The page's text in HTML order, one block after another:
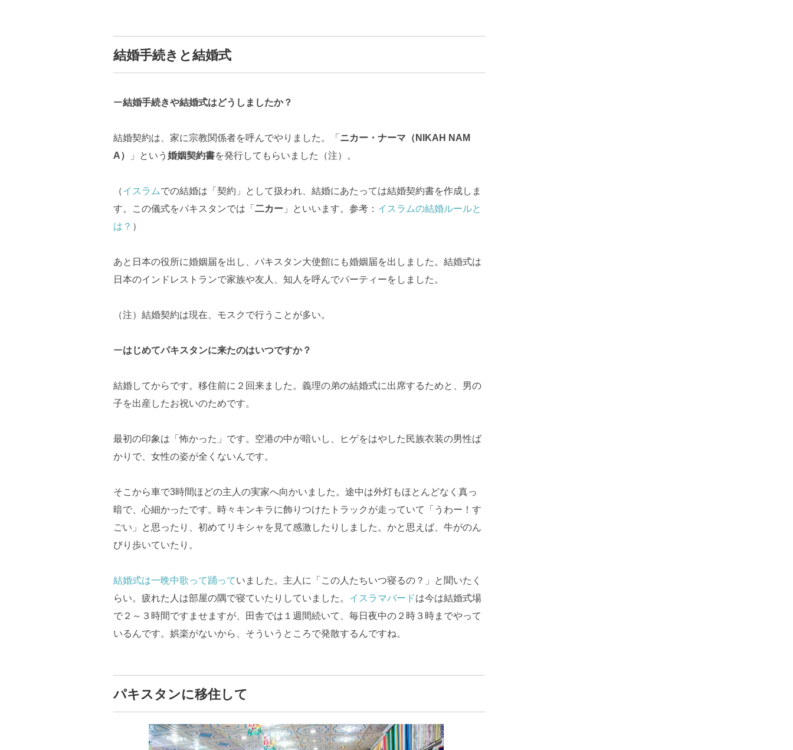
結婚手続きと結婚式
ー結婚手続きや結婚式はどうしましたか？
結婚契約は、家に宗教関係者を呼んでやりました。「 ニカー・ナーマ（ NIKAH NAM
A） 」という 婚姻契約書を発行してもらいました（注）。
（イスラムでの結婚は「契約」として扱われ、結婚にあたっては結婚契約書を作成しま
す。この儀式をパキスタンでは「 二カー 」といいます。参考： イスラムの結婚ルールと
は？ ）
あと日本の役所に婚姻届を出し、パキスタン大使館にも婚姻届を出しました。結婚式は
日本のインドレストランで家族や友人、知人を呼んでパーティーをしました。
（注）結婚契約は現在、モスクで行うことが多い。
ーはじめてパキスタンに来たのはいつですか？
結婚してからです。移住前に２回来ました。義理の弟の結婚式に出席するためと、男の
子を出産したお祝いのためです。
最初の印象は「怖かった」です。空港の中が暗いし、ヒゲをはやした民族衣装の男性ば
かりで、女性の姿が全くないんです。
そこから車で3時間ほどの主人の実家へ向かいました。途中は外灯もほとんどなく真っ
暗で、心細かったです。時々キンキラに飾りつけたトラックが走っていて「うわー！す
ごい」と思ったり、初めてリキシャを見て感激したりしました。かと思えば、牛がのん
びり歩いていたり。
結婚式は一晩中歌って踊っていました。主人に「この人たちいつ寝るの？」と聞いたく
らい。疲れた人は部屋の隅で寝ていたりしていました。 イスラマバードは今は結婚式場
で２～３時間ですませますが、田舎では１週間続いて、毎日夜中の２時３時までやって
いるんです。娯楽がないから、そういうところで発散するんですね。
パキスタンに移住して